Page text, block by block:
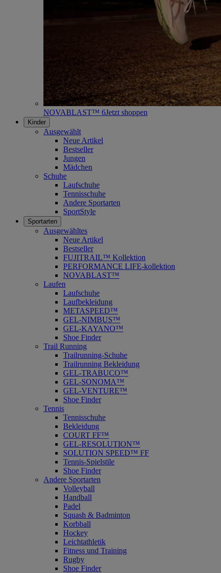
NOVABLAST™ 6Jetzt shoppen
Kinder
Ausgewählt
Neue Artikel
Bestseller
Jungen
Mädchen
Schuhe
Laufschuhe
Tennisschuhe
Andere Sportarten
SportStyle
Sportarten
Ausgewähltes
Neue Artikel
Bestseller
FUJITRAIL™ Kollektion
PERFORMANCE LIFE-kollektion
NOVABLAST™
Laufen
Laufschuhe
Laufbekleidung
METASPEED™
GEL-NIMBUS™
GEL-KAYANO™
Shoe Finder
Trail Running
Trailrunning-Schuhe
Trailrunning Bekleidung
GEL-TRABUCO™
GEL-SONOMA™
GEL-VENTURE™
Shoe Finder
Tennis
Tennisschuhe
Bekleidung
COURT FF™
GEL-RESOLUTION™
SOLUTION SPEED™ FF
Tennis-Spielstile
Shoe Finder
Andere Sportarten
Volleyball
Handball
Padel
Squash & Badminton
Korbball
Hockey
Leichtathletik
Fitness und Training
Rugby
Shoe Finder